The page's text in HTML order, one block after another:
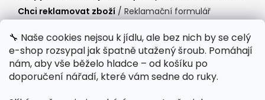
🔧 Naše cookies nejsou k jídlu, ale bez nich by se celý
e-shop rozsypal jak špatně utažený šroub. Pomáhají
nám, aby vše běželo hladce – od košíku po
doporučení nářadí, které vám sedne do ruky.
Chci reklamovat zboží / Reklamační formulář
Provozní doba
Po-Čt / 8:00 - 15:00